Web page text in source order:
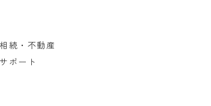
続・不動産
ポート